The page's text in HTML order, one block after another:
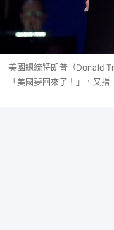
美國總統特朗普（Donald
「美國夢回來了！」，又